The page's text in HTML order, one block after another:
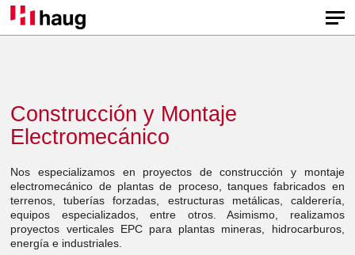
Construcción y Montaje
Electromecánico
Nos especializamos en proyectos de construcción y montaje
electromecánico de plantas de proceso, tanques fabricados en
terrenos, tuberías forzadas, estructuras metálicas, calderería,
equipos especializados, entre otros. Asimismo, realizamos
proyectos verticales EPC para plantas mineras, hidrocarburos,
energía e industriales.